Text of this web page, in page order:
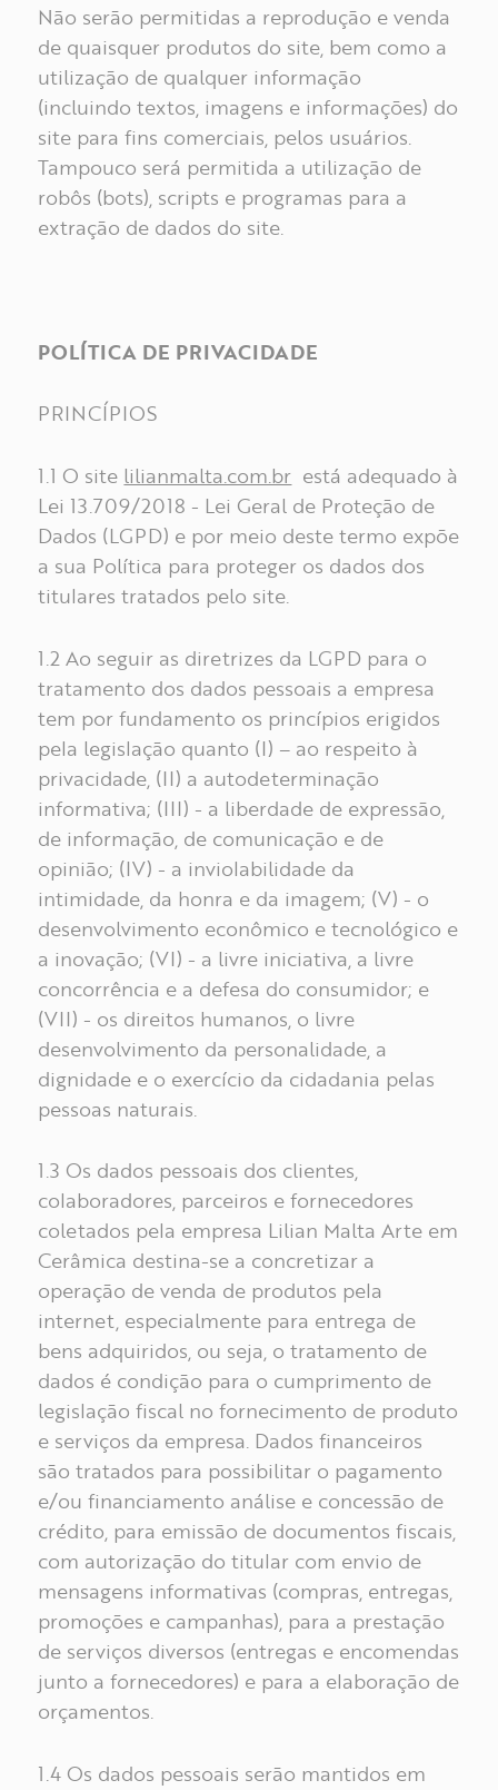
INSPIRAÇÕES
COLEÇÕES
OBRAS
Não serão permitidas a reprodução e venda
de quaisquer produtos do site, bem como a
utilização de qualquer informação
(incluindo textos, imagens e informações) do
site para fins comerciais, pelos usuários.
Tampouco será permitida a utilização de
robôs (bots), scripts e programas para a
extração de dados do site.
POLÍTICA DE PRIVACIDADE
PRINCÍPIOS
1.1 O site lilianmalta.com.br está adequado à
Lei 13.709/2018 - Lei Geral de Proteção de
Dados (LGPD) e por meio deste termo expõe
a sua Política para proteger os dados dos
titulares tratados pelo site.
1.2 Ao seguir as diretrizes da LGPD para o
tratamento dos dados pessoais a empresa
tem por fundamento os princípios erigidos
pela legislação quanto (I) – ao respeito à
privacidade, (II) a autodeterminação
informativa; (III) - a liberdade de expressão,
de informação, de comunicação e de
opinião; (IV) - a inviolabilidade da
intimidade, da honra e da imagem; (V) - o
desenvolvimento econômico e tecnológico e
a inovação; (VI) - a livre iniciativa, a livre
concorrência e a defesa do consumidor; e
(VII) - os direitos humanos, o livre
desenvolvimento da personalidade, a
dignidade e o exercício da cidadania pelas
pessoas naturais.
1.3 Os dados pessoais dos clientes,
colaboradores, parceiros e fornecedores
coletados pela empresa Lilian Malta Arte em
Cerâmica destina-se a concretizar a
operação de venda de produtos pela
internet, especialmente para entrega de
bens adquiridos, ou seja, o tratamento de
dados é condição para o cumprimento de
legislação fiscal no fornecimento de produto
e serviços da empresa. Dados financeiros
são tratados para possibilitar o pagamento
e/ou financiamento análise e concessão de
crédito, para emissão de documentos fiscais,
com autorização do titular com envio de
mensagens informativas (compras, entregas,
promoções e campanhas), para a prestação
de serviços diversos (entregas e encomendas
junto a fornecedores) e para a elaboração de
orçamentos.
1.4 Os dados pessoais serão mantidos em